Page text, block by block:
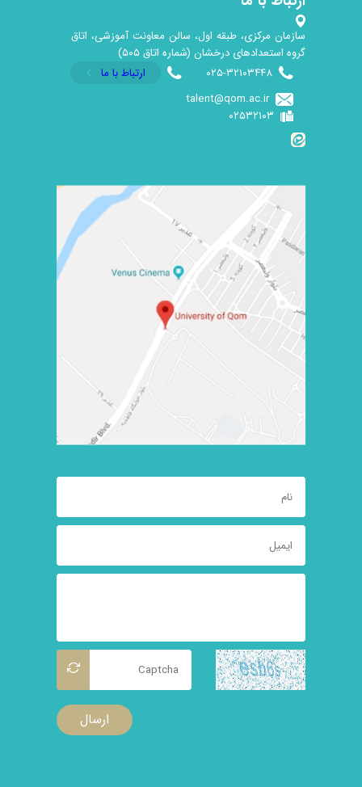
سازمان مرکزی، طبقه اول، سالن معاونت آموزشی، اتاق
گروه استعدادهای درخشان (شماره اتاق ۵۰۵)
۰۲۵-۳۲۱۰۳۴۴۸
ارتباط با ما
talent@qom.ac.ir
۰۲۵۳۲۱۰۳
ارسال